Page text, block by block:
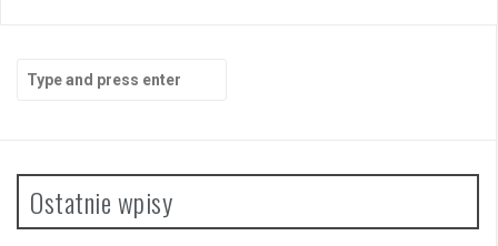
for:
Ostatnie wpisy